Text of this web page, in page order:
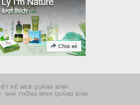
KẾ WEB QUẢNG BÌNH
NHÀ THÔNG MINH QUẢNG BÌNH